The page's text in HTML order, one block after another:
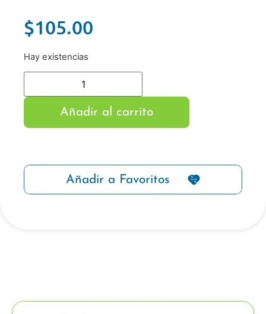
$105.00
Hay existencias
Añadir al carrito
Añadir a Favoritos